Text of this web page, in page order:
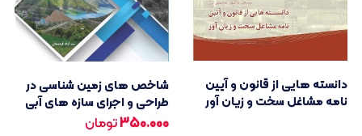
دانسته هایی از قانون و آیین
نامه مشاغل سخت و زیان آور
شاخص های زمین شناسی در
طراحی و اجرای سازه های آبی
350.000تومان